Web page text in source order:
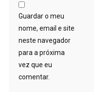
Guardar o meu
nome, email e site
neste navegador
para a próxima
vez que eu
comentar.